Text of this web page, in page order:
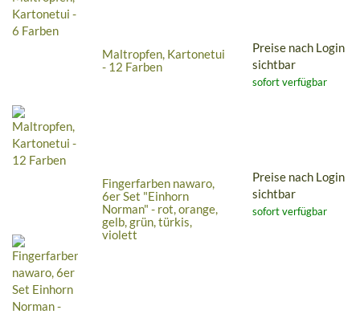
Maltropfen, Kartonetui
- 12 Farben
Preise nach Login
sichtbar
sofort verfügbar
Fingerfarben nawaro,
6er Set "Einhorn
Norman" - rot, orange,
gelb, grün, türkis,
violett
Preise nach Login
sichtbar
sofort verfügbar